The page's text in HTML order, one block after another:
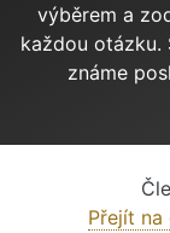
výběrem a
každou otázku.
známe
Přejít